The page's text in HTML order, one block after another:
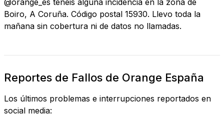
Boiro, A Coruña. Código postal 15930. Llevo toda la
mañana sin cobertura ni de datos no llamadas.
Reportes de Fallos de Orange España
Los últimos problemas e interrupciones reportados en
social media: